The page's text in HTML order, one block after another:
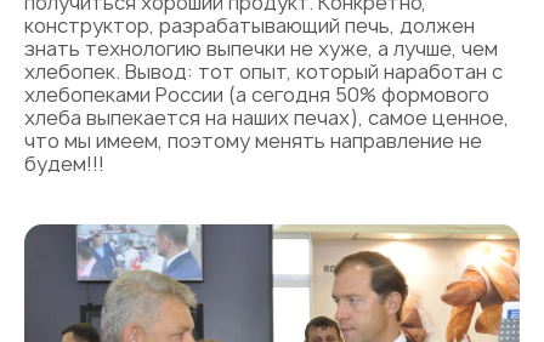
конструктор, разрабатывающий печь, должен
знать технологию выпечки не хуже, а лучше, чем
хлебопек. Вывод: тот опыт, который наработан с
хлебопеками России (а сегодня 50% формового
хлеба выпекается на наших печах), самое ценное,
что мы имеем, поэтому менять направление не
будем!!!